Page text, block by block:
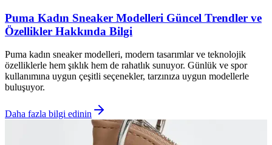
Puma Kadın Sneaker Modelleri Güncel Trendler ve
Özellikler Hakkında Bilgi
Puma kadın sneaker modelleri, modern tasarımlar ve teknolojik
özelliklerle hem şıklık hem de rahatlık sunuyor. Günlük ve spor
kullanımına uygun çeşitli seçenekler, tarzınıza uygun modellerle
buluşuyor.
Daha fazla bilgi edinin